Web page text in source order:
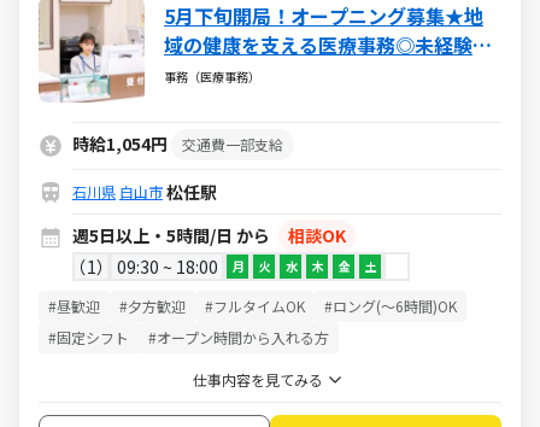
5月下旬開局！オープニング募集★地
域の健康を支える医療事務◎未経験か
ら成長できる環境あり／社会に貢献で
～・日祝休み
事務（医療事務）
時給1,054円 交通費一部支給
石川県 白山市松任駅
週5日以上・5時間/日 から
相談OK
1
09:30 ~ 18:00 月 火 水 木 金 土
#昼歓迎 #夕方歓迎 #フルタイムOK
#ロング(～6時間)OK
#固定シフト
#オープン時間から入れる方
仕事内容を見てみる